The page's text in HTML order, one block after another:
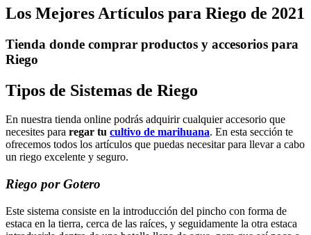
Los Mejores Artículos para Riego de 2021
Tienda donde comprar productos y accesorios para
Riego
Tipos de Sistemas de Riego
En nuestra tienda online podrás adquirir cualquier accesorio que
necesites para regar tu cultivo de marihuana. En esta sección te
ofrecemos todos los artículos que puedas necesitar para llevar a cabo
un riego excelente y seguro.
Riego por Gotero
Este sistema consiste en la introducción del pincho con forma de
estaca en la tierra, cerca de las raíces, y seguidamente la otra estaca